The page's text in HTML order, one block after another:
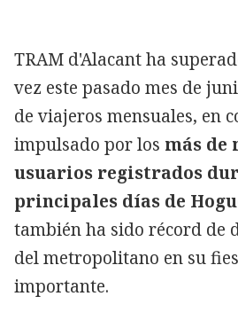
TRAM d'Alacant ha
vez este pasado mes de
de viajeros mensuales, en
impulsado por los más de
usuarios registrados
principales días de
también ha sido récord de
del metropolitano en su
importante.